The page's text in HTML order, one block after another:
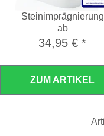
Steinimprägnierung
ab
34,95 €*
ZUM ARTIKEL